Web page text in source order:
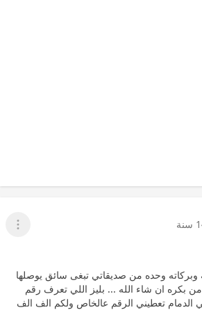
عرض
وبركاته وحده من صديقاتي تبغى سائق يوصلها
بكره ان شاء الله ... بليز اللي تعرف رقم
تعطيني الرقم عالخاص ولكم الف الف